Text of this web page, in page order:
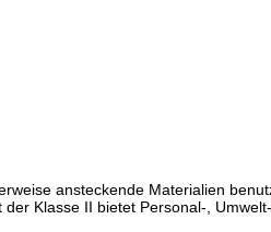
ansteckende Materialien
Klasse II bietet Personal-,